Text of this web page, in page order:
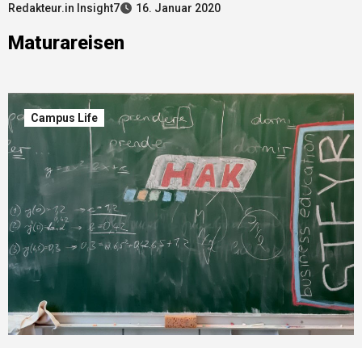
Redakteur.in Insight7 16. Januar 2020
Maturareisen
Campus Life